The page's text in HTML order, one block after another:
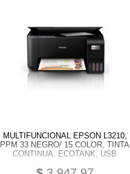
MULTIFUNCIONAL EPSON L3210,
PPM 33 NEGRO/ 15 COLOR, TINTA
CONTINUA, ECOTANK, USB